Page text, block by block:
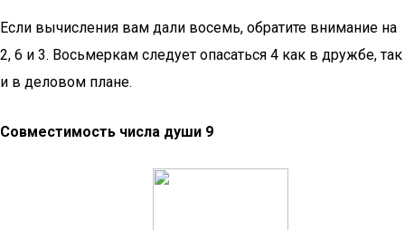
Если вычисления вам дали восемь, обратите внимание на
2, 6 и 3. Восьмеркам следует опасаться 4 как в дружбе, так
и в деловом плане.
Совместимость числа души 9